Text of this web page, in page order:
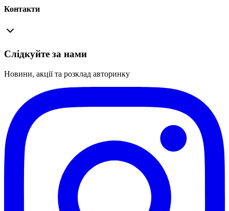
Контакти
Слідкуйте за нами
Новини, акції та розклад авторинку